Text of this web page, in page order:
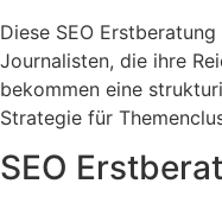
Diese SEO
Journalisten, die ihre
bekommen eine
Strategie für
SEO